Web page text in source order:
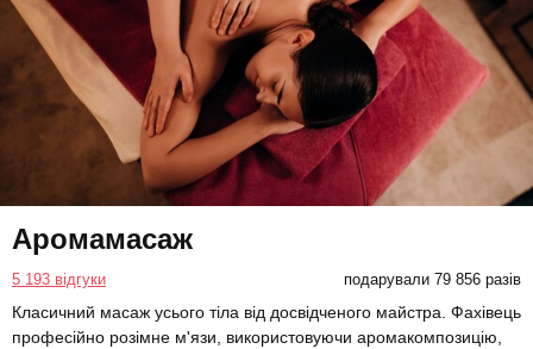
Аромамасаж
5 193 відгуки подарували 79 856 разів
Класичний масаж усього тіла від досвідченого майстра. Фахівець
професійно розімне м'язи, використовуючи аромакомпозицію,